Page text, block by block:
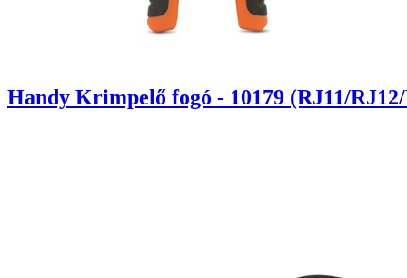
Handy Krimpelő fogó - 10179 (RJ11/